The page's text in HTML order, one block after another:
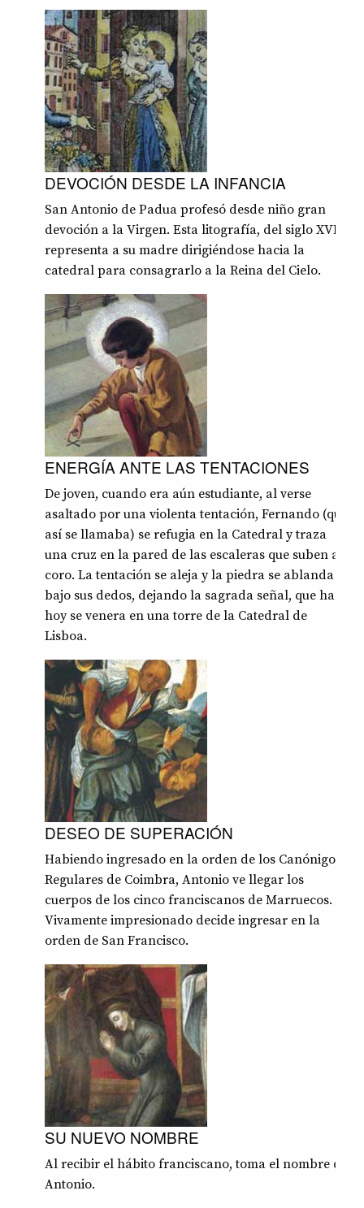
DEVOCIÓN DESDE LA INFANCIA
San Antonio de Padua profesó desde niño gran
devoción a la Virgen. Esta litografía, del siglo XVII,
representa a su madre dirigiéndose hacia la
catedral para consagrarlo a la Reina del Cielo.
ENERGÍA ANTE LAS TENTACIONES
De joven, cuando era aún estudiante, al verse
asaltado por una violenta tentación, Fernando (que
así se llamaba) se refugia en la Catedral y traza
una cruz en la pared de las escaleras que suben al
coro. La tentación se aleja y la piedra se ablanda
bajo sus dedos, dejando la sagrada señal, que hasta
hoy se venera en una torre de la Catedral de
Lisboa.
DESEO DE SUPERACIÓN
Habiendo ingresado en la orden de los Canónigos
Regulares de Coimbra, Antonio ve llegar los
cuerpos de los cinco franciscanos de Marruecos.
Vivamente impresionado decide ingresar en la
orden de San Francisco.
SU NUEVO NOMBRE
Al recibir el hábito franciscano, toma el nombre de
Antonio.